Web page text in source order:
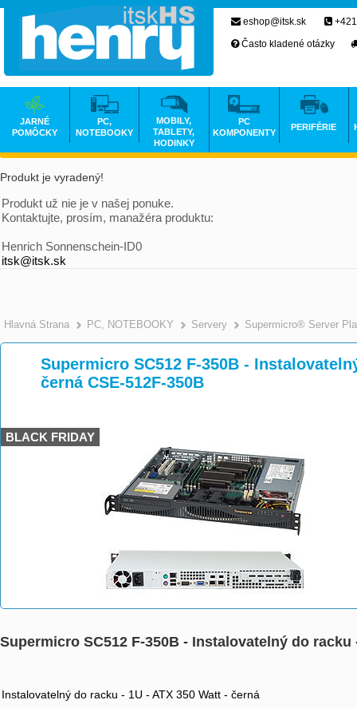
Produkt je vyradený!
Produkt už nie je v našej ponuke.
Kontaktujte, prosím, manažéra produktu:
Henrich Sonnenschein-ID0
itsk@itsk.sk
Hlavná Strana >
PC, NOTEBOOKY >
Servery >
Supermicro® Server
Supermicro SC512 F-350B -
černá CSE-512F-350B
BLACK FRIDAY
Supermicro SC512 F-350B - Instalovatelný do racku
Instalovatelný do racku - 1U - ATX 350 Watt - černá
eshop@itsk.sk
Často kladené otázky
JARNÉ
POMÔCKY
PC,
NOTEBOOKY
MOBILY,
TABLETY,
HODINKY
PC
KOMPONENTY
PERIFÉRIE